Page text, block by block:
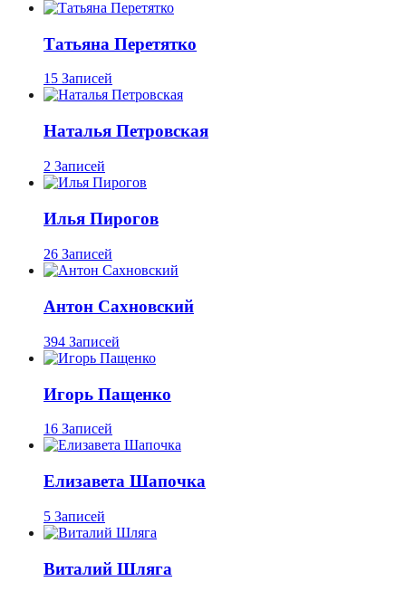
Татьяна Перетятко
15 Записей
Наталья Петровская
2 Записей
Илья Пирогов
26 Записей
Антон Сахновский
394 Записей
Игорь Пащенко
16 Записей
Елизавета Шапочка
5 Записей
Виталий Шляга